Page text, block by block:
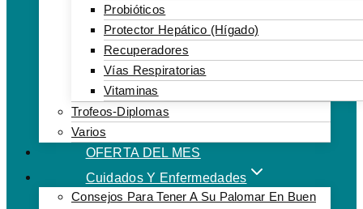
Probióticos
Protector Hepático (hígado)
Recuperadores
Vías Respiratorias
Vitaminas
Trofeos-Diplomas
Varios
OFERTA DEL MES
Cuidados Y Enfermedades
Consejos Para Tener A Su Palomar En Buen